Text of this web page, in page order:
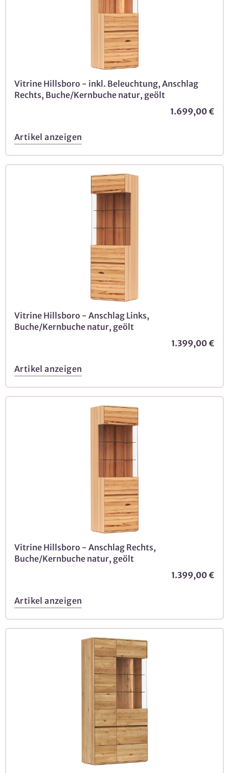
Vitrine Hillsboro - inkl. Beleuchtung, Anschlag
Rechts, Buche/Kernbuche natur, geölt
1.699,00 €
Artikel anzeigen
Vitrine Hillsboro - Anschlag Links,
Buche/Kernbuche natur, geölt
1.399,00 €
Artikel anzeigen
Vitrine Hillsboro - Anschlag Rechts,
Buche/Kernbuche natur, geölt
1.399,00 €
Artikel anzeigen